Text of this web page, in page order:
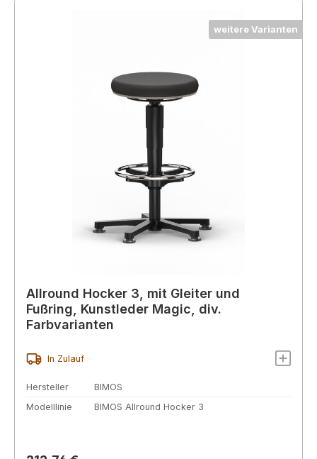
weitere Varianten
Allround Hocker 3, mit Gleiter und
Fußring, Kunstleder Magic, div.
Farbvarianten
In Zulauf
Hersteller
BIMOS
Modelllinie
BIMOS Allround Hocker 3